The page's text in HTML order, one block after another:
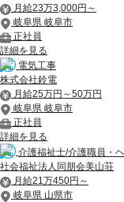
月給23万3,000円～
岐阜県 岐阜市
正社員
詳細を見る
電気工事
株式会社鈴電
月給25万円～50万円
岐阜県 岐阜市
正社員
詳細を見る
介護福祉士/介護職員・
社会福祉法人同朋会美山荘
月給21万450円～
岐阜県 山県市